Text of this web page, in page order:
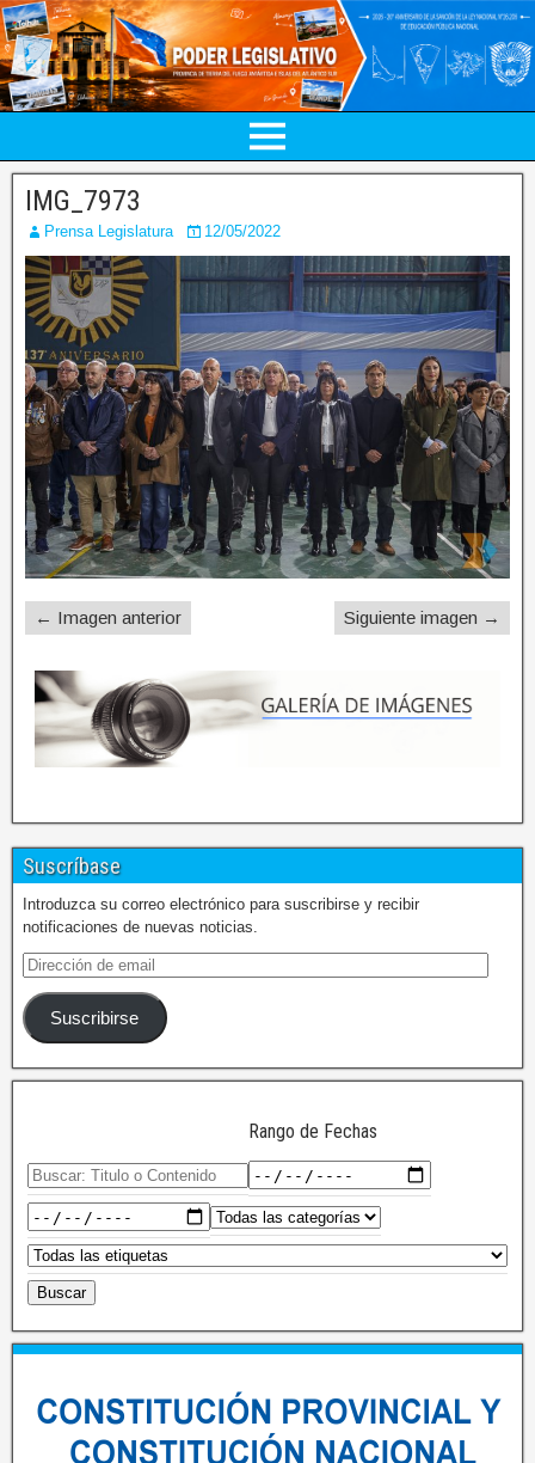
IMG_7973
Prensa Legislatura 12/05/2022
← Imagen anterior Siguiente imagen →
Suscríbase
Introduzca su correo electrónico para suscribirse y recibir
notificaciones de nuevas noticias.
Suscribirse
Rango de Fechas